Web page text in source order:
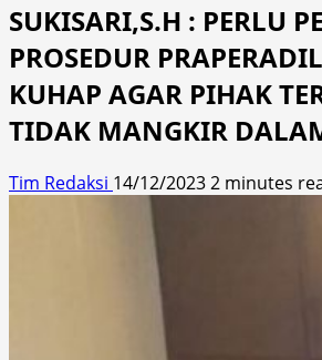
SUKISARI,S.H : PERLU
PROSEDUR
KUHAP AGAR PIHAK
TIDAK MANGKIR
Tim Redaksi 14/12/20232 minutes